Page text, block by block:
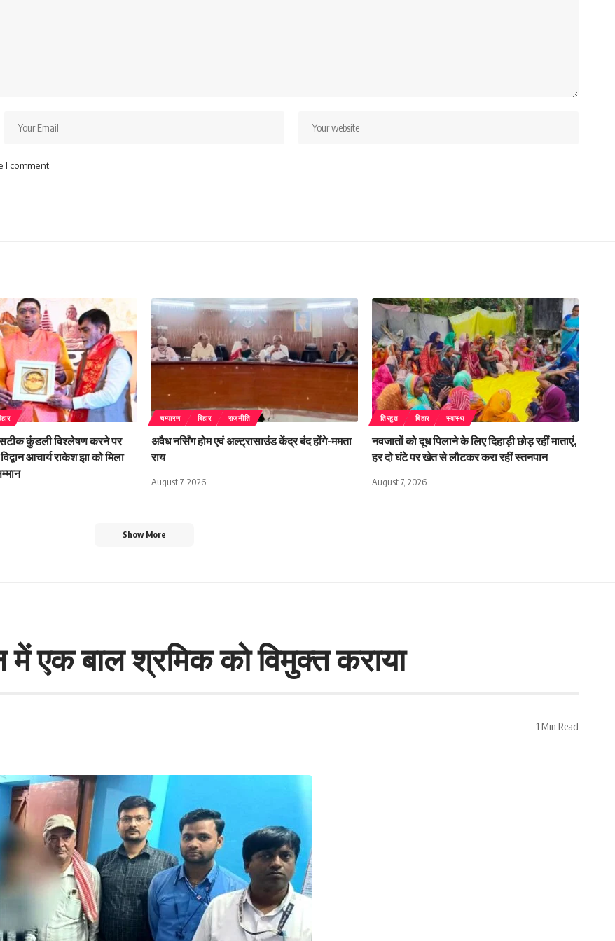
I comment.
कुंडली विश्लेषण करने पर
आचार्य राकेश झा को मिला
चम्पारण बिहार राजनीति
अवैध नर्सिंग होम एवं अल्ट्रासाउंड केंद्र बंद होंगे-ममता
राय
August 7, 2026
तिरहुत बिहार स्वास्थ
नवजातों को दूध पिलाने के लिए दिहाड़ी छोड़ रहीं माताएं,
हर दो घंटे पर खेत से लौटकर करा रहीं स्तनपान
August 7, 2026
Show More
में एक बाल श्रमिक को विमुक्त कराया
1 Min Read